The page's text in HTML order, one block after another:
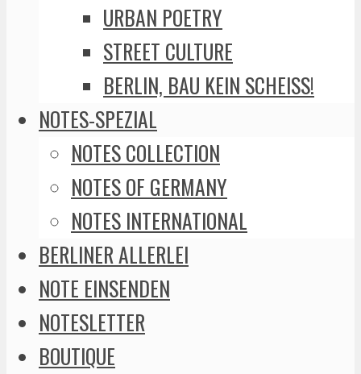
URBAN POETRY
STREET CULTURE
BERLIN, BAU KEIN SCHEISS!
NOTES-SPEZIAL
NOTES COLLECTION
NOTES OF GERMANY
NOTES INTERNATIONAL
BERLINER ALLERLEI
NOTE EINSENDEN
NOTESLETTER
BOUTIQUE